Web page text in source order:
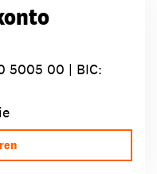
5005 00 | BIC: